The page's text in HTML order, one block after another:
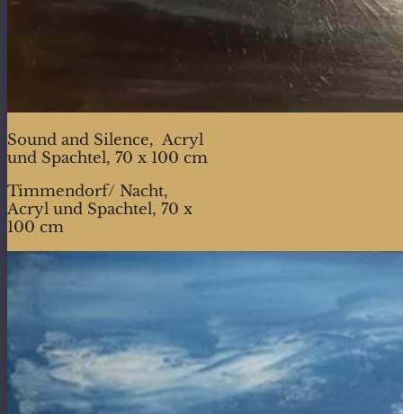
Sound and Silence, Acryl
und Spachtel, 70 x 100 cm
Timmendorf/ Nacht,
Acryl und Spachtel, 70 x
100 cm